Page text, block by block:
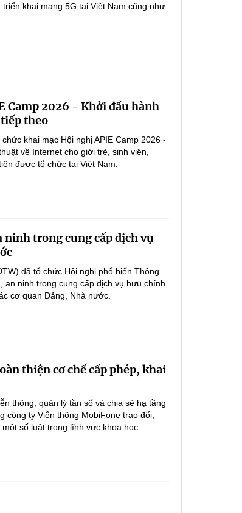
khai mạng 5G tại Việt Nam cũng như
Camp 2026 - Khởi đầu hành
theo
khai mạc Hội nghị APIE Camp 2026 -
về Internet cho giới trẻ, sinh viên,
được tổ chức tại Việt Nam.
ninh trong cung cấp dịch vụ
đã tổ chức Hội nghị phổ biến Thông
an ninh trong cung cấp dịch vụ bưu chính
cơ quan Đảng, Nhà nước.
thiện cơ chế cấp phép, khai
thông, quản lý tần số và chia sẻ hạ tầng
công ty Viễn thông MobiFone trao đổi,
số luật trong lĩnh vực khoa học...